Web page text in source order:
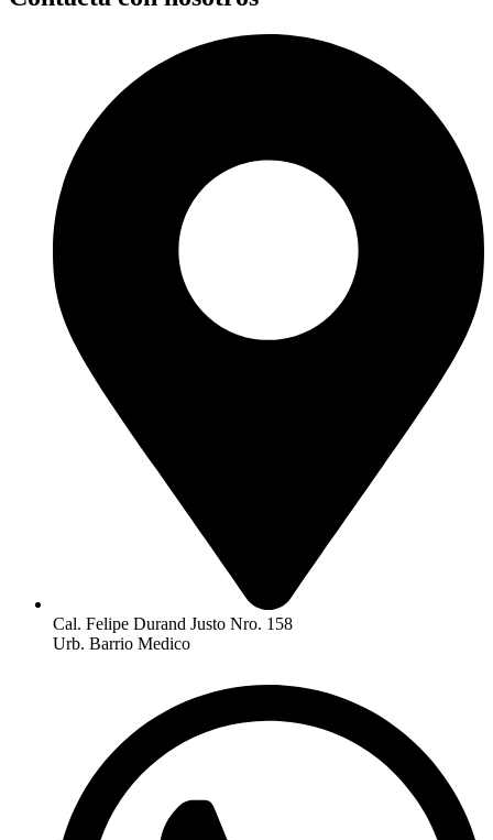
Cal. Felipe Durand Justo Nro. 158
Urb. Barrio Medico